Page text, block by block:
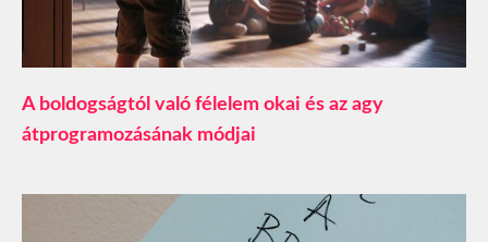
A boldogságtól való félelem okai és az agy
átprogramozásának módjai